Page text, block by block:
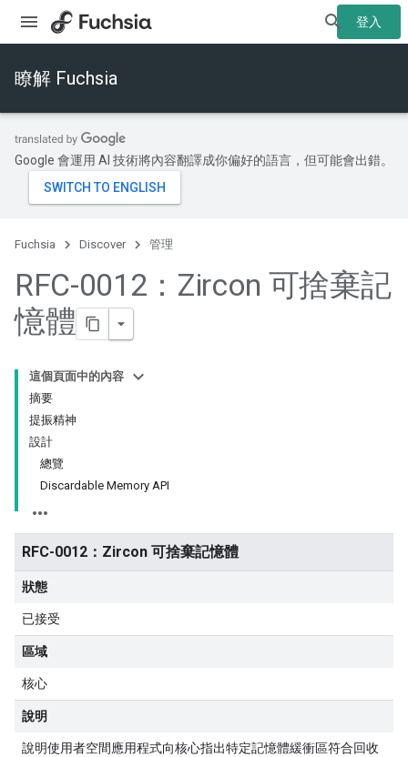
登入
瞭解 Fuchsia
Google 會運用 AI 技術將內容翻譯成你偏好的語言，但可能會出錯。
Fuchsia Discover 管理
RFC-0012：Zircon 可捨棄記
憶體
這個頁面中的內容
摘要
提振精神
設計
總覽
Discardable Memory API
RFC-0012：Zircon 可捨棄記憶體
狀態
已接受
區域
核心
說明
說明使用者空間應用程式向核心指出特定記憶體緩衝區符合回收